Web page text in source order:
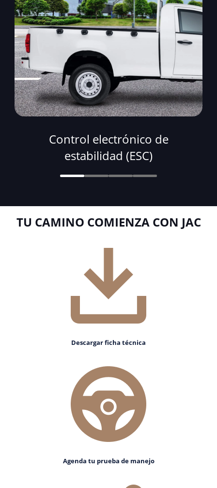
Control electrónico de
estabilidad (ESC)
TU CAMINO COMIENZA CON JAC
Descargar ficha técnica
Agenda tu prueba de manejo